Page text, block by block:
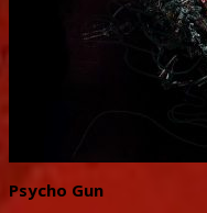
Psycho Gun